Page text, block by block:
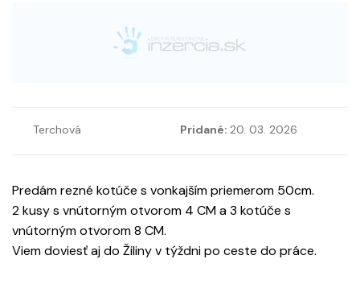
Terchová Pridané: 20. 03. 2026
Predám rezné kotúče s vonkajším priemerom 50cm.
2 kusy s vnútorným otvorom 4 CM a 3 kotúče s
vnútorným otvorom 8 CM.
Viem doviesť aj do Žiliny v týždni po ceste do práce.